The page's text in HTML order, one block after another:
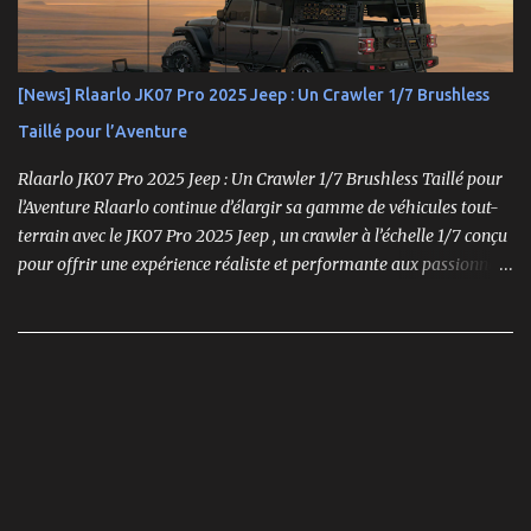
performances optimales, sa robustesse et sa modularité, des
atouts essentiels sur les circuits off-road.
[News] Rlaarlo JK07 Pro 2025 Jeep : Un Crawler 1/7 Brushless
Taillé pour l’Aventure
Rlaarlo JK07 Pro 2025 Jeep : Un Crawler 1/7 Brushless Taillé pour
l’Aventure Rlaarlo continue d’élargir sa gamme de véhicules tout-
terrain avec le JK07 Pro 2025 Jeep , un crawler à l’échelle 1/7 conçu
pour offrir une expérience réaliste et performante aux passionnés